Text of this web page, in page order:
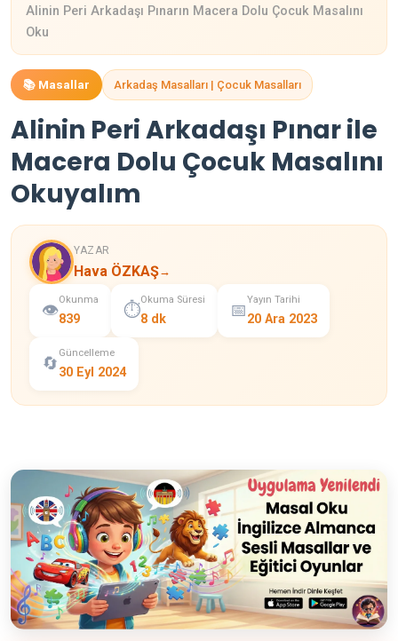
Alinin Peri Arkadaşı Pınarın Macera Dolu Çocuk Masalını
Oku
📚 Masallar Arkadaş Masalları | Çocuk Masalları
Alinin Peri Arkadaşı Pınar ile
Macera Dolu Çocuk Masalını
Okuyalım
YAZAR
Hava ÖZKAŞ→
👁️
Okunma
839 ⏱️
Okuma Süresi
8 dk 📅
Yayın Tarihi
20 Ara 2023
🔄
Güncelleme
30 Eyl 2024